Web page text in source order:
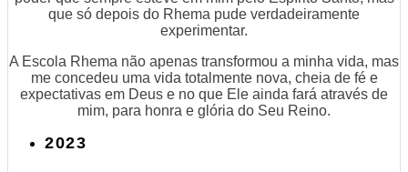
que só depois do Rhema pude verdadeiramente
experimentar.
A Escola Rhema não apenas transformou a minha vida, mas
me concedeu uma vida totalmente nova, cheia de fé e
expectativas em Deus e no que Ele ainda fará através de
mim, para honra e glória do Seu Reino.
2023